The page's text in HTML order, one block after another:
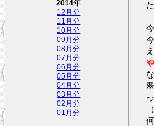
2014年
12月分
11月分
10月分
09月分
08月分
07月分
06月分
05月分
04月分
03月分
02月分
01月分